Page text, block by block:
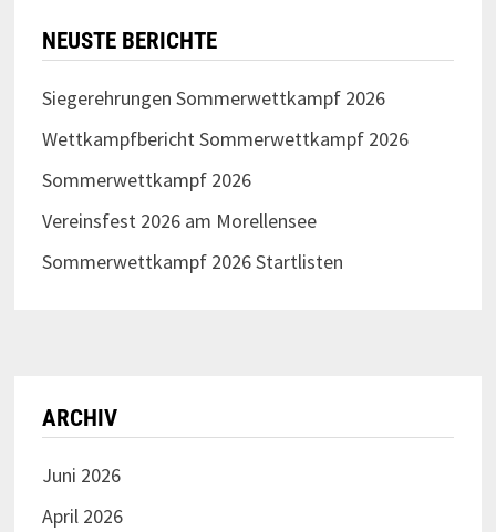
NEUSTE BERICHTE
Siegerehrungen Sommerwettkampf 2026
Wettkampfbericht Sommerwettkampf 2026
Sommerwettkampf 2026
Vereinsfest 2026 am Morellensee
Sommerwettkampf 2026 Startlisten
ARCHIV
Juni 2026
April 2026